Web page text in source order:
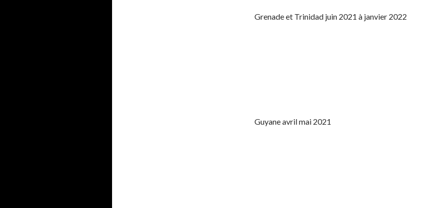
Grenade et Trinidad juin 2021 à janvier 2022
Guyane avril mai 2021